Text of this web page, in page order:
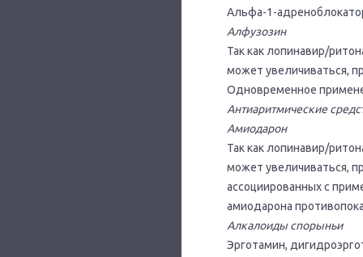
Альфа-1-
Алфузозин
Так как лопинавир/
может увеличиваться,
Одновременное
Антиаритмические
Амиодарон
Так как лопинавир/
может увеличиваться,
ассоциированных с
амиодарона
Алкалоиды спорыньи
Эрготамин,